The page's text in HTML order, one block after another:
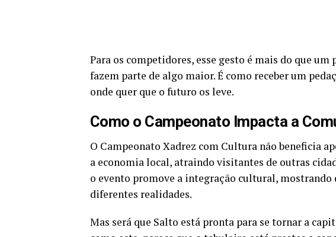
Para os competidores, esse gesto é mais do que um
fazem parte de algo maior. É como receber um
onde quer que o futuro os leve.
Como o Campeonato Impacta a
O Campeonato Xadrez com Cultura não beneficia
a economia local, atraindo visitantes de outras
o evento promove a integração cultural, mostrando
diferentes realidades.
Mas será que Salto está pronta para se tornar a